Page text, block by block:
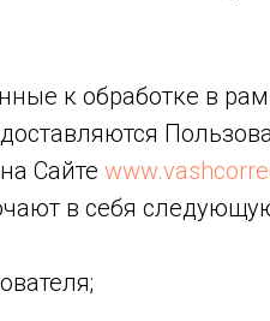
к обработке в
Сайте
в себя